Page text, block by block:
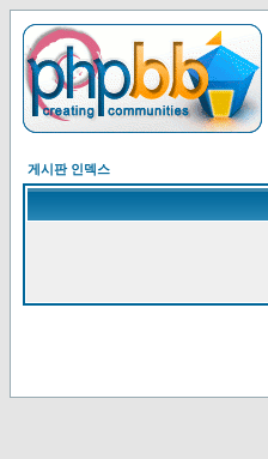
게시판 인덱스